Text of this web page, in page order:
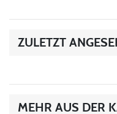
ZULETZT
MEHR AUS DER